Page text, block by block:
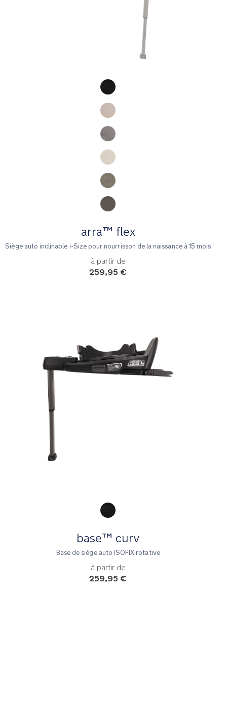
arra™ flex
Siège auto inclinable i-Size pour nourrisson de la naissance à 15 mois
à partir de
259,95 €
base™ curv
Base de siège auto ISOFIX rotative
à partir de
259,95 €